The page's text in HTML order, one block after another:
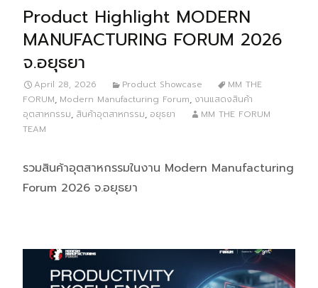
Product Highlight MODERN
MANUFACTURING FORUM 2026
จ.อยุธยา
April 28, 2026 Product Showcase
MM THE
FORUM, Modern Manufacturing Forum, งานแสดงสินค้า
อุตสาหกรรม, สินค้าอุตสาหกรรม, อยุธยา
MM THE FORUM
TEAM
รวมสินค้าอุตสาหกรรมในงาน Modern Manufacturing
Forum 2026 จ.อยุธยา